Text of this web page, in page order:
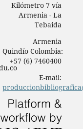
Kilómetro 7 vía
Armenia - La
Tebaida
Armenia
Quindío Colombia:
+57 (6) 7460400
E-mail: